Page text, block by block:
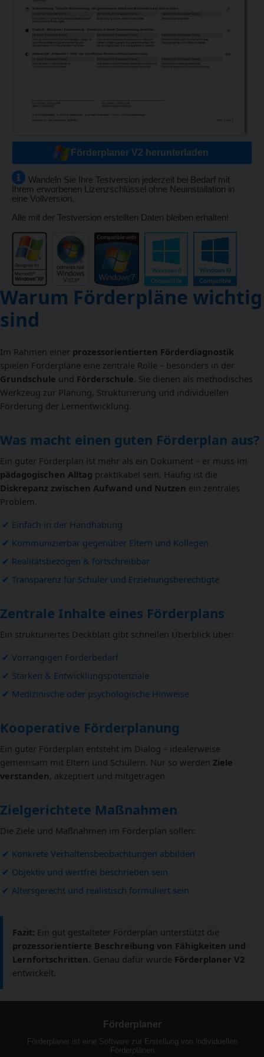
Förderplaner V2 herunterladen
Wandeln Sie Ihre Testversion jederzeit bei Bedarf mit
Ihrem erworbenen Lizenzschlüssel ohne Neuinstallation in
eine Vollversion.
Alle mit der Testversion erstellten Daten bleiben erhalten!
Warum Förderpläne wichtig
sind
Im Rahmen einer prozessorientierten Förderdiagnostik
spielen Förderpläne eine zentrale Rolle – besonders in der
Grundschule und Förderschule. Sie dienen als methodisches
Werkzeug zur Planung, Strukturierung und individuellen
Förderung der Lernentwicklung.
Was macht einen guten Förderplan aus?
Ein guter Förderplan ist mehr als ein Dokument – er muss im
pädagogischen Alltag praktikabel sein. Häufig ist die
Diskrepanz zwischen Aufwand und Nutzen ein zentrales
Problem.
Einfach in der Handhabung
Kommunizierbar gegenüber Eltern und Kollegen
Realitätsbezogen & fortschreibbar
Transparenz für Schüler und Erziehungsberechtigte
Zentrale Inhalte eines Förderplans
Ein strukturiertes Deckblatt gibt schnellen Überblick über:
Vorrangigen Förderbedarf
Stärken & Entwicklungspotenziale
Medizinische oder psychologische Hinweise
Kooperative Förderplanung
Ein guter Förderplan entsteht im Dialog – idealerweise
gemeinsam mit Eltern und Schülern. Nur so werden Ziele
verstanden, akzeptiert und mitgetragen.
Zielgerichtete Maßnahmen
Die Ziele und Maßnahmen im Förderplan sollen:
Konkrete Verhaltensbeobachtungen abbilden
Objektiv und wertfrei beschrieben sein
Altersgerecht und realistisch formuliert sein
Fazit: Ein gut gestalteter Förderplan unterstützt die
prozessorientierte Beschreibung von Fähigkeiten und
Lernfortschritten. Genau dafür wurde Förderplaner V2
entwickelt.
Förderplaner
Förderplaner ist eine Software zur Erstellung von individuellen
Förderplänen